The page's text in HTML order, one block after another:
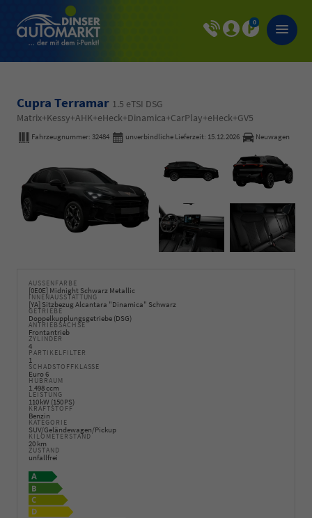
0
Cupra Terramar 1.5 eTSI DSG
Matrix+Kessy+AHK+eHeck+Dinamica+CarPlay+eHeck+GV5
Fahrzeugnummer: 32484 unverbindliche Lieferzeit: 15.12.2026 Neuwagen
AUSSENFARBE
[0E0E] Midnight Schwarz Metallic
INNENAUSSTATTUNG
[YA] Sitzbezug Alcantara "Dinamica" Schwarz
GETRIEBE
Doppelkupplungsgetriebe (DSG)
ANTRIEBSACHSE
Frontantrieb
ZYLINDER
4
PARTIKELFILTER
1
SCHADSTOFFKLASSE
Euro 6
HUBRAUM
1.498 ccm
LEISTUNG
110 kW (150 PS)
KRAFTSTOFF
Benzin
KATEGORIE
SUV/Geländewagen/Pickup
KILOMETERSTAND
20 km
ZUSTAND
unfallfrei